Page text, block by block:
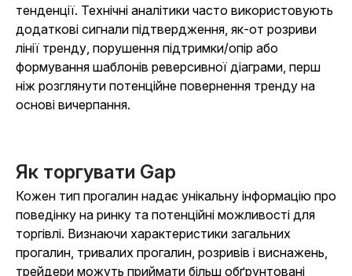
тенденції. Технічні аналітики часто використовують
додаткові сигнали підтвердження, як-от розриви
лінії тренду, порушення підтримки/опір або
формування шаблонів реверсивної діаграми, перш
ніж розглянути потенційне повернення тренду на
основі вичерпання.
Як торгувати Gap
Кожен тип прогалин надає унікальну інформацію про
поведінку на ринку та потенційні можливості для
торгівлі. Визнаючи характеристики загальних
прогалин, тривалих прогалин, розривів і виснажень,
трейдери можуть приймати більш обґрунтовані